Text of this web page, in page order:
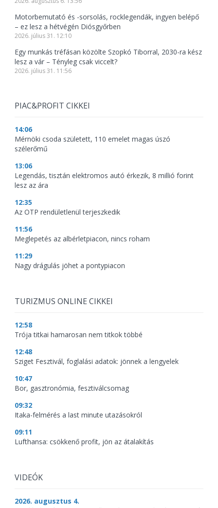
Motorbemutató és -sorsolás, rocklegendák, ingyen belépő
– ez lesz a hétvégén Diósgyőrben
2026. július 31. 12:10
Egy munkás tréfásan közölte Szopkó Tiborral, 2030-ra kész
lesz a vár – Tényleg csak viccelt?
2026. július 31. 11:56
PIAC&PROFIT CIKKEI
14:06
Mérnöki csoda született, 110 emelet magas úszó
szélerőmű
13:06
Legendás, tisztán elektromos autó érkezik, 8 millió forint
lesz az ára
12:35
Az OTP rendületlenül terjeszkedik
11:56
Meglepetés az albérletpiacon, nincs roham
11:29
Nagy drágulás jöhet a pontypiacon
TURIZMUS ONLINE CIKKEI
12:58
Trója titkai hamarosan nem titkok többé
12:48
Sziget Fesztivál, foglalási adatok: jönnek a lengyelek
10:47
Bor, gasztronómia, fesztiválcsomag
09:32
Itaka-felmérés a last minute utazásokról
09:11
Lufthansa: csökkenő profit, jön az átalakítás
VIDEÓK
2026. augusztus 4.